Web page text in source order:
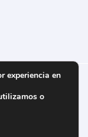
experiencia en
o